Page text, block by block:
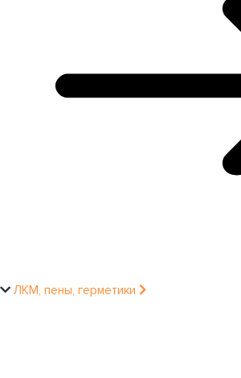
ЛКМ, пены, герметики